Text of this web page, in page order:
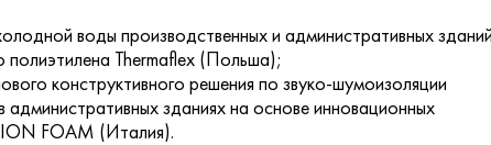
воды производственных и административных зданий
полиэтилена Thermaflex (Польша);
конструктивного решения по звуко-шумоизоляции
административных зданиях на основе инновационных
FOAM (Италия).